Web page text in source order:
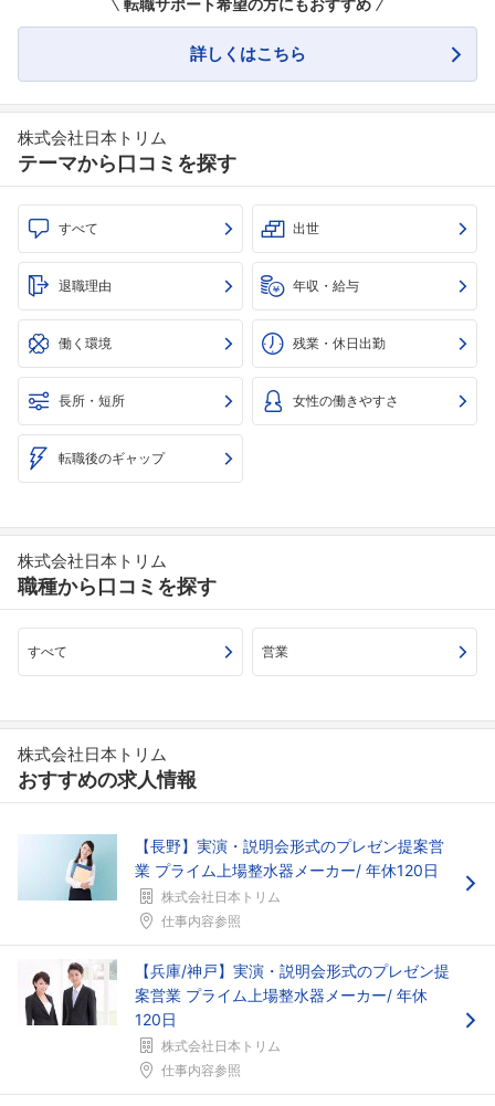
詳しくはこちら
株式会社日本トリム
テーマから口コミを探す
すべて 出世
退職理由 年収・給与
働く環境 残業・休日出勤
長所・短所 女性の働きやすさ
転職後のギャップ
株式会社日本トリム
職種から口コミを探す
すべて 営業
株式会社日本トリム
おすすめの求人情報
【長野】実演・説明会形式のプレゼン提案営
業 プライム上場整水器メーカー/ 年休120日
株式会社日本トリム
仕事内容参照
【兵庫/神戸】実演・説明会形式のプレゼン提
案営業 プライム上場整水器メーカー/ 年休
120日
株式会社日本トリム
仕事内容参照